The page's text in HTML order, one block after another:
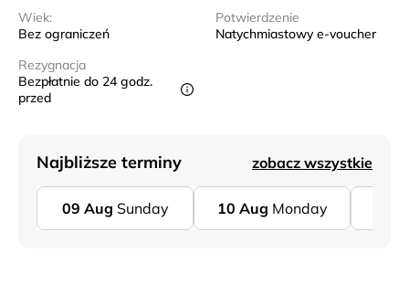
Wiek:
Bez ograniczeń
Potwierdzenie
Natychmiastowy e-voucher
Rezygnacja
Bezpłatnie do 24 godz.
przed
Najbliższe terminy zobacz wszystkie
09 Aug Sunday 10 Aug Monday